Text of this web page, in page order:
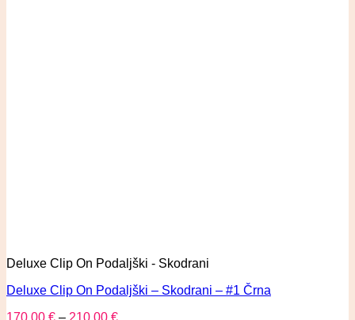
Deluxe Clip On Podaljški - Skodrani
Deluxe Clip On Podaljški – Skodrani – #1 Črna
170,00 € – 210,00 €